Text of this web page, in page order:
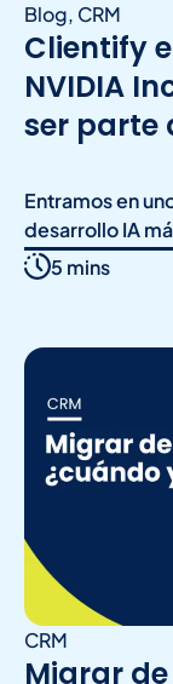
Blog, CRM
Clientify
NVIDIA
ser parte
Entramos en
desarrollo IA
5 mins
CRM
Migrar